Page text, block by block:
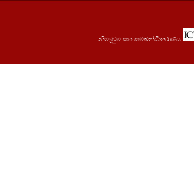
නිමැවුම සහ සම්බන්ධීකරණය